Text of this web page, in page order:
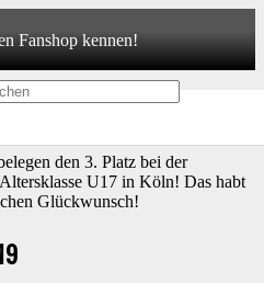
Fanshop kennen!
den 3. Platz bei der
U17 in Köln! Das habt
Glückwunsch!